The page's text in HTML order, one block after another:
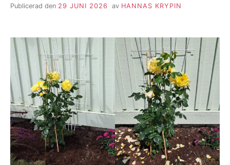
Publicerad den 29 JUNI 2026 av HANNAS KRYPIN